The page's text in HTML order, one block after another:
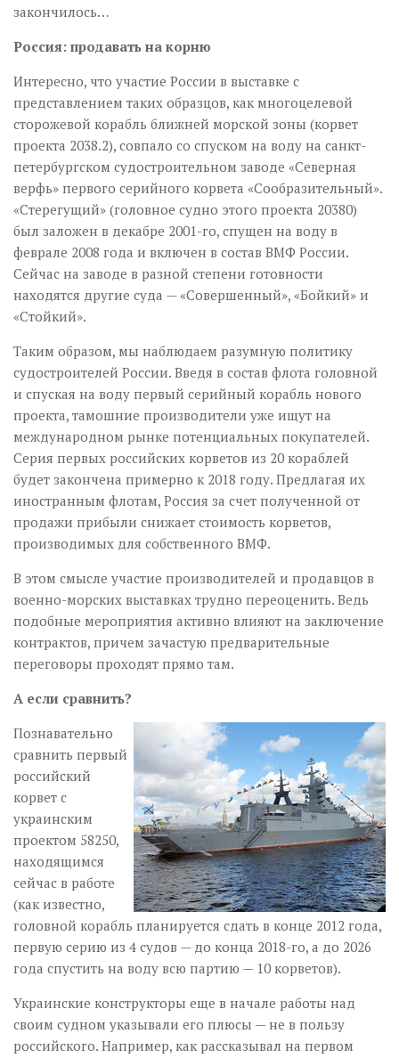
закончилось…
Россия: продавать на корню
Интересно, что участие России в выставке с
представлением таких образцов, как многоцелевой
сторожевой корабль ближней морской зоны (корвет
проекта 2038.2), совпало со спуском на воду на санкт-
петербургском судостроительном заводе «Северная
верфь» первого серийного корвета «Сообразительный».
«Стерегущий» (головное судно этого проекта 20380)
был заложен в декабре 2001-го, спущен на воду в
феврале 2008 года и включен в состав ВМФ России.
Сейчас на заводе в разной степени готовности
находятся другие суда — «Совершенный», «Бойкий» и
«Стойкий».
Таким образом, мы наблюдаем разум­ную политику
судостроителей России. Введя в состав флота головной
и спуская на воду первый серийный корабль нового
проекта, тамошние производители уже ищут на
международном рынке потенциальных покупателей.
Серия первых российских корветов из 20 кораблей
будет закончена примерно к 2018 году. Предлагая их
иностранным флотам, Россия за счет полученной от
продажи прибыли снижает стоимость корветов,
производимых для собственного ВМФ.
В этом смысле участие производителей и продавцов в
военно-морских выставках трудно переоценить. Ведь
подобные мероприятия активно влияют на заключение
контрактов, причем зачастую предварительные
переговоры проходят прямо там.
А если сравнить?
Познавательно
сравнить первый
российский
корвет с
украинским
проектом 58250,
находящимся
сейчас в работе
(как известно,
головной корабль планируется сдать в конце 2012 года,
первую серию из 4 судов — до конца 2018-го, а до 2026
года спустить на воду всю партию — 10 корветов).
Украинские конструкторы еще в начале работы над
своим судном указывали его плюсы — не в пользу
российского. Например, как рассказывал на первом